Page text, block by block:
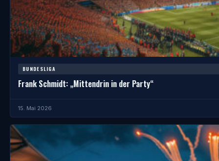
BUNDESLIGA
Frank Schmidt: „Mittendrin in der Party“
15. Mai 2026